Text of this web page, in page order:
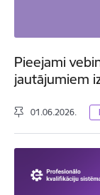
Pieejami
jautājumiem
01.06.2026.